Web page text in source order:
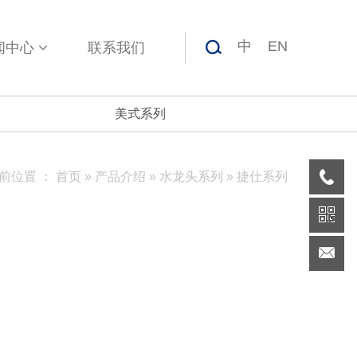
中心 联系我们 中 EN
美式系列
位置 ： 首页 » 产品介绍 » 水龙头系列 » 捷仕系列